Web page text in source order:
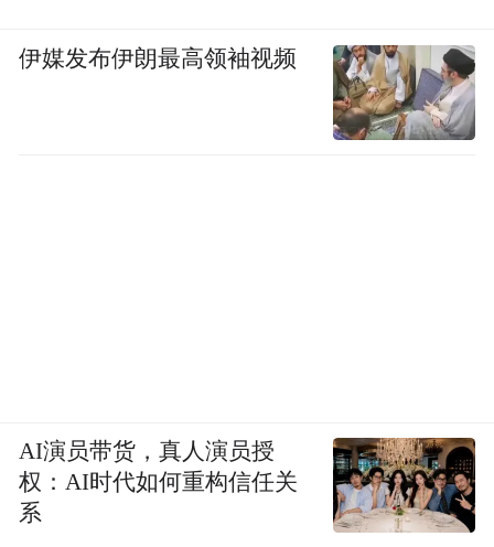
伊媒发布伊朗最高领袖视频
AI演员带货，真人演员授
权：AI时代如何重构信任关
系